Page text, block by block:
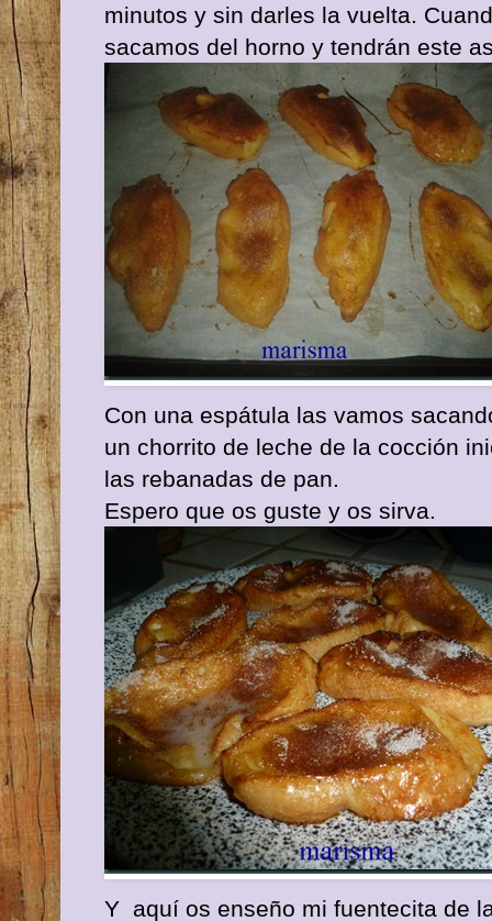
minutos y sin darles la vuelta.
sacamos del horno y tendrán este
Con una espátula las vamos
un chorrito de leche de la cocción
las rebanadas de pan.
Espero que os guste y os sirva.
Y aquí os enseño mi fuentecita de